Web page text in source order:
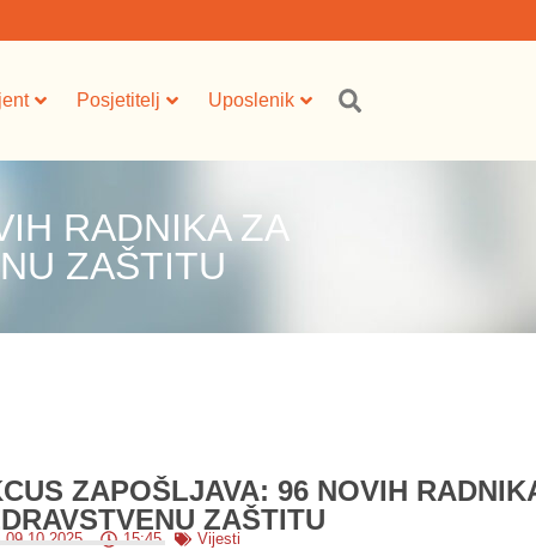
Posjetitelj Uposlenik
RADNIKA ZA
ZAŠTITU
ZAPOŠLJAVA: 96 NOVIH
ZAŠTITU
09.10.2025. 15:45 Vijesti